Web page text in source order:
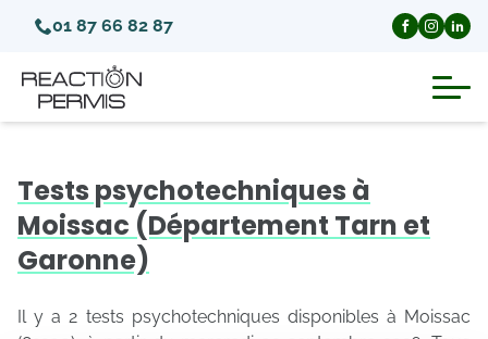
01 87 66 82 87
Invalidation du permis de conduire
Annulation du permis de conduire
Tests psychotechniques à
Moissac (Département Tarn et
Garonne)
Il y a 2 tests psychotechniques disponibles à Moissac